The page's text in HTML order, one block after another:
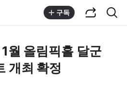
구독
월 올림픽홀 달군
개최 확정